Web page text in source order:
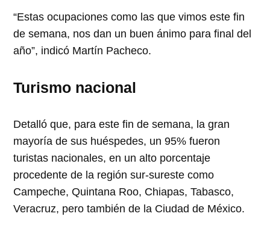
“Estas ocupaciones como las que vimos este fin
de semana, nos dan un buen ánimo para final del
año”, indicó Martín Pacheco.
Turismo nacional
Detalló que, para este fin de semana, la gran
mayoría de sus huéspedes, un 95% fueron
turistas nacionales, en un alto porcentaje
procedente de la región sur-sureste como
Campeche, Quintana Roo, Chiapas, Tabasco,
Veracruz, pero también de la Ciudad de México.